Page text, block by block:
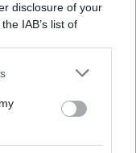
disclosure of your
IAB’s list of
us to third parties